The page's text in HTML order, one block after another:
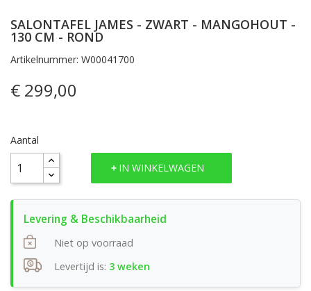
SALONTAFEL JAMES - ZWART - MANGOHOUT -
130 CM - ROND
Artikelnummer: W00041700
€ 299,00
Aantal
IN WINKELWAGEN
Niet op voorraad
Levertijd is: 3 weken